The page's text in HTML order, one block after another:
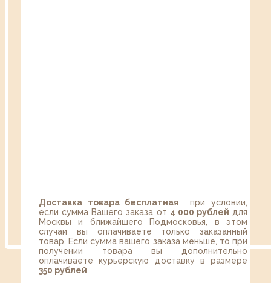
Доставка товара бесплатная при условии,
если сумма Вашего заказа от 4 000 рублей для
Москвы и ближайшего Подмосковья, в этом
случаи вы оплачиваете только заказанный
товар. Если сумма вашего заказа меньше, то при
получении товара вы дополнительно
оплачиваете курьерскую доставку в размере
350 рублей